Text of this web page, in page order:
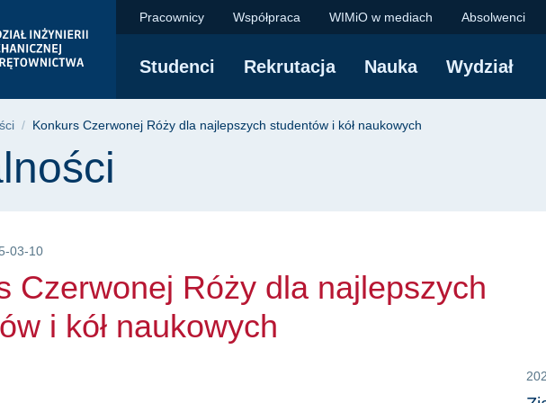
Róży dla
Pracownicy Współpraca WIMiO w mediach Absolwenci
Studenci Rekrutacja Nauka Wydział
nawigacyjna
Konkurs Czerwonej Róży dla najlepszych studentów i kół naukowych
03-10
Czerwonej Róży dla najlepszych
i kół naukowych